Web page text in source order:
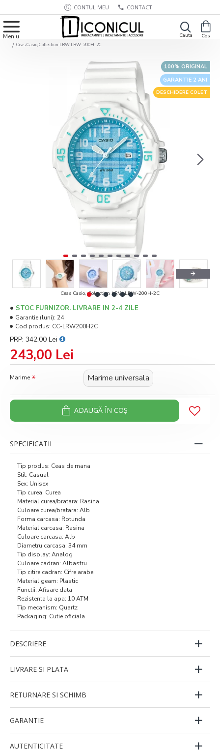
CONTUL MEU CONTACT
Ceas Casio, Collection LRW LRW-200H-2C
GARANTIE 2 ANI
100% ORIGINAL
DESCHIDERE COLET
Ceas Casio, Collection LRW LRW-200H-2C
243,00 Lei
PRP: 342,00 Lei
STOC FURNIZOR. LIVRARE IN 2-4 ZILE
Garantie (luni): 24
Cod produs: CC-LRW200H2C
Marime Marime universala
ADAUGĂ ÎN COŞ
SPECIFICATII
Tip produs: Ceas de mana
Stil: Casual
Sex: Unisex
Tip curea: Curea
Material curea/bratara: Rasina
Culoare curea/bratara: Alb
Forma carcasa: Rotunda
Material carcasa: Rasina
Culoare carcasa: Alb
Diametru carcasa: 34 mm
Tip display: Analog
Culoare cadran: Albastru
Tip citire cadran: Cifre arabe
Material geam: Plastic
Functii: Afisare data
Rezistenta la apa: 10 ATM
Tip mecanism: Quartz
Packaging: Cutie oficiala
DESCRIERE
LIVRARE SI PLATA
RETURNARE SI SCHIMB
GARANTIE
AUTENTICITATE